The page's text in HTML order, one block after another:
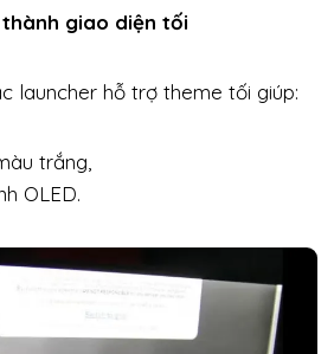
giao diện tối
launcher hỗ trợ theme tối giúp:
trắng,
OLED.